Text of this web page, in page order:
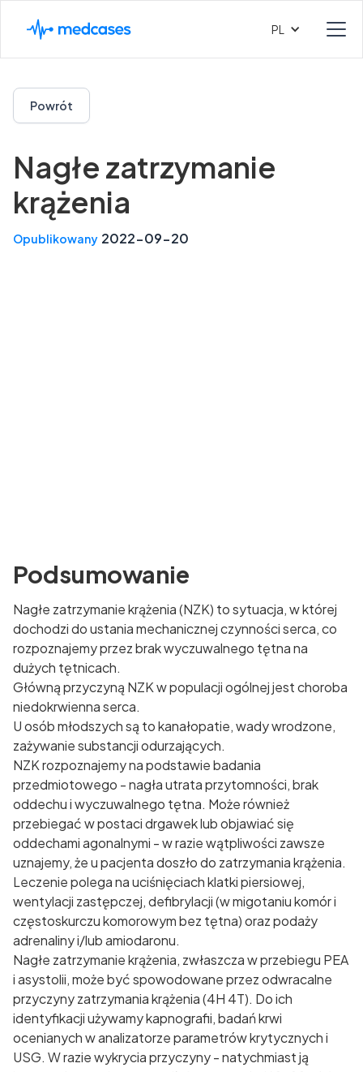
PL
Powrót
Nagłe zatrzymanie
krążenia
Opublikowany 2022-09-20
Podsumowanie
Nagłe zatrzymanie krążenia (NZK) to sytuacja, w której
dochodzi do ustania mechanicznej czynności serca, co
rozpoznajemy przez brak wyczuwalnego tętna na
dużych tętnicach.
Główną przyczyną NZK w populacji ogólnej jest choroba
niedokrwienna serca.
U osób młodszych są to kanałopatie, wady wrodzone,
zażywanie substancji odurzających.
NZK rozpoznajemy na podstawie badania
przedmiotowego - nagła utrata przytomności, brak
oddechu i wyczuwalnego tętna. Może również
przebiegać w postaci drgawek lub objawiać się
oddechami agonalnymi - w razie wątpliwości zawsze
uznajemy, że u pacjenta doszło do zatrzymania krążenia.
Leczenie polega na uciśnięciach klatki piersiowej,
wentylacji zastępczej, defibrylacji (w migotaniu komór i
częstoskurczu komorowym bez tętna) oraz podaży
adrenaliny i/lub amiodaronu.
Nagłe zatrzymanie krążenia, zwłaszcza w przebiegu PEA
i asystolii, może być spowodowane przez odwracalne
przyczyny zatrzymania krążenia (4H 4T). Do ich
identyfikacji używamy kapnografii, badań krwi
ocenianych w analizatorze parametrów krytycznych i
USG. W razie wykrycia przyczyny - natychmiast ją